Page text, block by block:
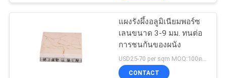
ควบคุม
คุณภาพ
แผงรังผึ้งอลูมิเนียมพอร์ซ
เลนขนาด 3-9 มม. ทนต่อ
การชนกันของผนัง
CONTACT